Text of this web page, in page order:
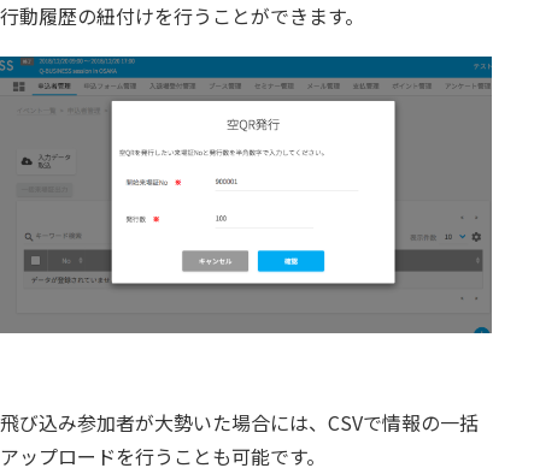
行動履歴の紐付けを行うことができます。
飛び込み参加者が大勢いた場合には、CSVで情報の一括
アップロードを行うことも可能です。